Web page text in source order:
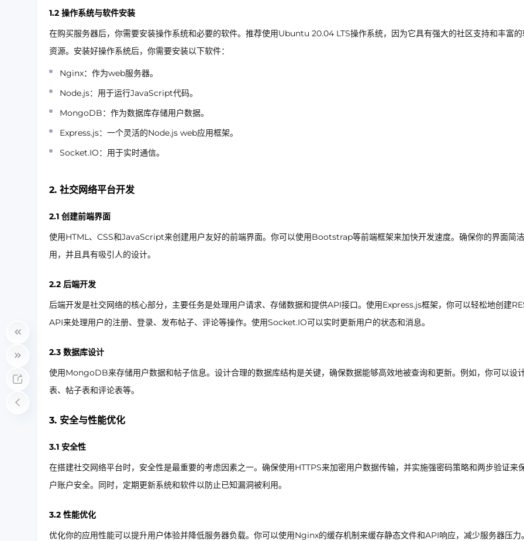
1.2 操作系统与软件安装
在购买服务器后，你需要安装操作系统和必要的软件。推荐使用Ubuntu 20.04 LTS操作系统，因为它具有强大的社区支持和丰富的
资源。安装好操作系统后，你需要安装以下软件：
Nginx：作为web服务器。
Node.js：用于运行JavaScript代码。
MongoDB：作为数据库存储用户数据。
Express.js：一个灵活的Node.js web应用框架。
Socket.IO：用于实时通信。
2. 社交网络平台开发
2.1 创建前端界面
使用HTML、CSS和JavaScript来创建用户友好的前端界面。你可以使用Bootstrap等前端框架来加快开发速度。确保你的界面简
用，并且具有吸引人的设计。
2.2 后端开发
后端开发是社交网络的核心部分，主要任务是处理用户请求、存储数据和提供API接口。使用Express.js框架，你可以轻松地创建
API来处理用户的注册、登录、发布帖子、评论等操作。使用Socket.IO可以实时更新用户的状态和消息。
2.3 数据库设计
使用MongoDB来存储用户数据和帖子信息。设计合理的数据库结构是关键，确保数据能够高效地被查询和更新。例如，你可以设
表、帖子表和评论表等。
3. 安全与性能优化
3.1 安全性
在搭建社交网络平台时，安全性是最重要的考虑因素之一。确保使用HTTPS来加密用户数据传输，并实施强密码策略和两步验证来
户账户安全。同时，定期更新系统和软件以防止已知漏洞被利用。
3.2 性能优化
优化你的应用性能可以提升用户体验并降低服务器负载。你可以使用Nginx的缓存机制来缓存静态文件和API响应，减少服务器压力